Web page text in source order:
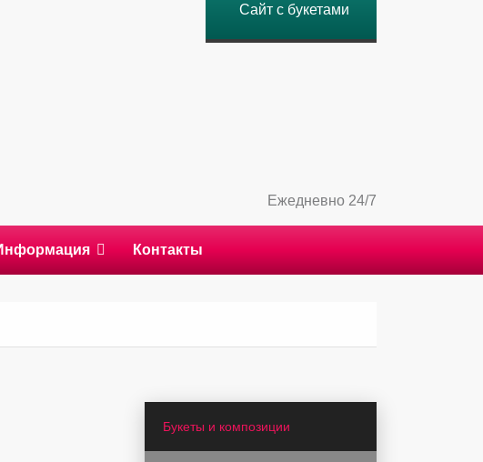
Сайт с букетами
Ежедневно 24/7
Контакты
Букеты и композиции